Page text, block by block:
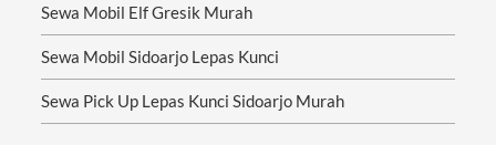
Sewa Mobil Elf Gresik Murah
Sewa Mobil Sidoarjo Lepas Kunci
Sewa Pick Up Lepas Kunci Sidoarjo Murah